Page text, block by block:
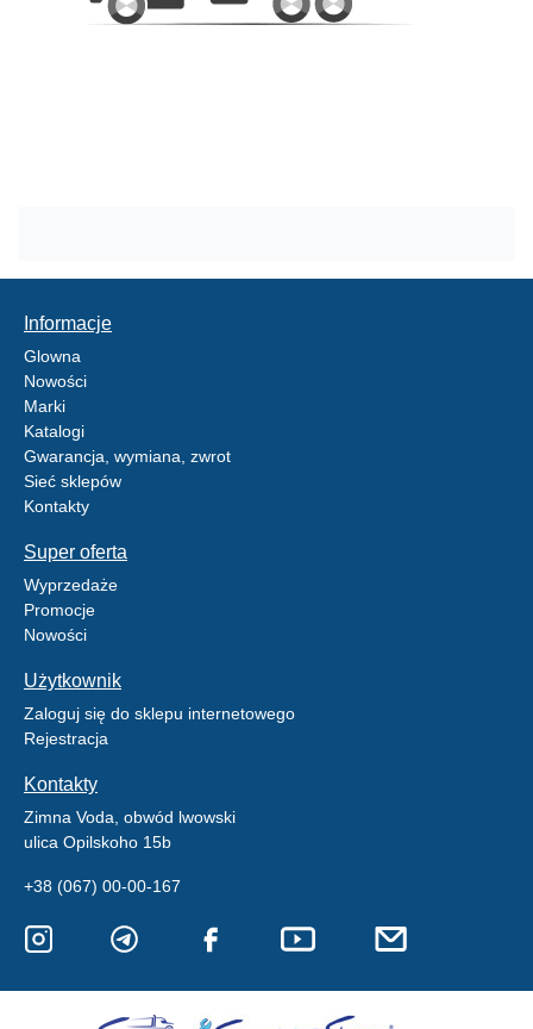
Informacje
Glowna
Nowości
Marki
Katalogi
Gwarancja, wymiana, zwrot
Sieć sklepów
Kontakty
Super oferta
Wyprzedaże
Promocje
Nowości
Użytkownik
Zaloguj się do sklepu internetowego
Rejestracja
Kontakty
Zimna Voda, obwód lwowski
ulica Opilskoho 15b
+38 (067) 00-00-167